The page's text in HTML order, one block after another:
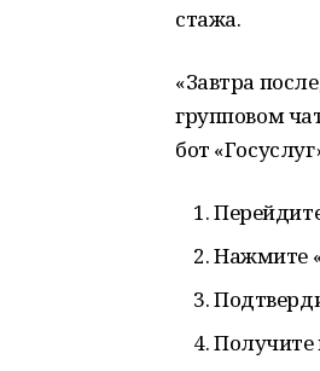
стажа.
«Завтра
групповом
бот
Нажмите
Получите